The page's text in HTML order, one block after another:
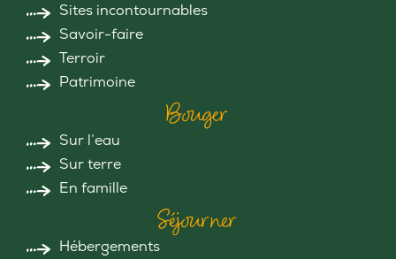
Sites incontournables
Savoir-faire
Terroir
Patrimoine
Bouger
Sur l’eau
Sur terre
En famille
Séjourner
Hébergements